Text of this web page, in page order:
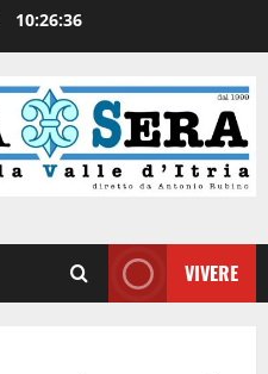
10:26:37
VIVERE